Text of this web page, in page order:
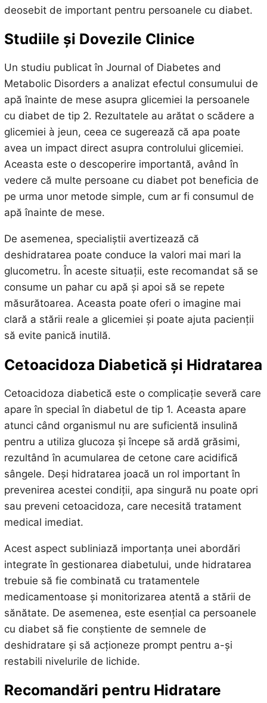
deosebit de important pentru persoanele cu diabet.
Studiile și Dovezile Clinice
Un studiu publicat în Journal of Diabetes and
Metabolic Disorders a analizat efectul consumului de
apă înainte de mese asupra glicemiei la persoanele
cu diabet de tip 2. Rezultatele au arătat o scădere a
glicemiei à jeun, ceea ce sugerează că apa poate
avea un impact direct asupra controlului glicemiei.
Aceasta este o descoperire importantă, având în
vedere că multe persoane cu diabet pot beneficia de
pe urma unor metode simple, cum ar fi consumul de
apă înainte de mese.
De asemenea, specialiștii avertizează că
deshidratarea poate conduce la valori mai mari la
glucometru. În aceste situații, este recomandat să se
consume un pahar cu apă și apoi să se repete
măsurătoarea. Aceasta poate oferi o imagine mai
clară a stării reale a glicemiei și poate ajuta pacienții
să evite panică inutilă.
Cetoacidoza Diabetică și Hidratarea
Cetoacidoza diabetică este o complicație severă care
apare în special în diabetul de tip 1. Aceasta apare
atunci când organismul nu are suficientă insulină
pentru a utiliza glucoza și începe să ardă grăsimi,
rezultând în acumularea de cetone care acidifică
sângele. Deși hidratarea joacă un rol important în
prevenirea acestei condiții, apa singură nu poate opri
sau preveni cetoacidoza, care necesită tratament
medical imediat.
Acest aspect subliniază importanța unei abordări
integrate în gestionarea diabetului, unde hidratarea
trebuie să fie combinată cu tratamentele
medicamentoase și monitorizarea atentă a stării de
sănătate. De asemenea, este esențial ca persoanele
cu diabet să fie conștiente de semnele de
deshidratare și să acționeze prompt pentru a-și
restabili nivelurile de lichide.
Recomandări pentru Hidratare